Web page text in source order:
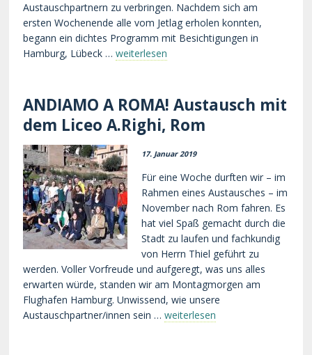
Austauschpartnern zu verbringen. Nachdem sich am
ersten Wochenende alle vom Jetlag erholen konnten,
begann ein dichtes Programm mit Besichtigungen in
Hamburg, Lübeck …weiterlesen
ANDIAMO A ROMA! Austausch mit
dem Liceo A.Righi, Rom
17. Januar 2019
Für eine Woche durften wir – im
Rahmen eines Austausches – im
November nach Rom fahren. Es
hat viel Spaß gemacht durch die
Stadt zu laufen und fachkundig
von Herrn Thiel geführt zu
werden. Voller Vorfreude und aufgeregt, was uns alles
erwarten würde, standen wir am Montagmorgen am
Flughafen Hamburg. Unwissend, wie unsere
Austauschpartner/innen sein …weiterlesen